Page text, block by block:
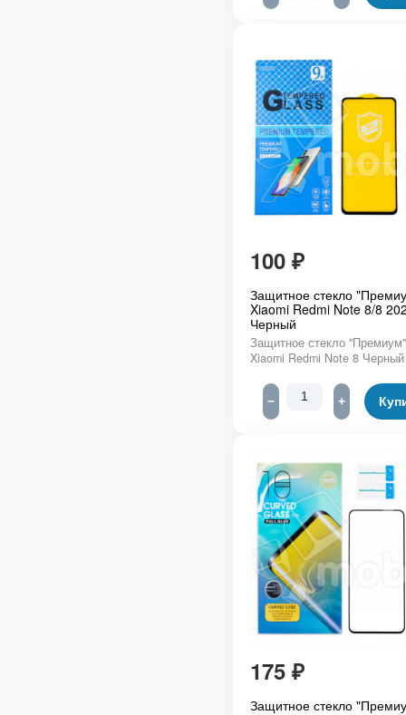
100 ₽
Защитное стекло
Xiaomi Redmi Note 8/8
Черный
Защитное стекло
Xiaomi Redmi Note 8 Черный
− +
175 ₽
Защитное стекло